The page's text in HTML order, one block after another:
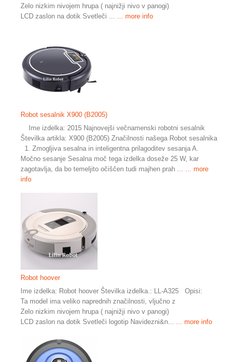
Zelo nizkim nivojem hrupa ( najnižji nivo v panogi)
LCD zaslon na dotik Svetleči ...
... more info
Robot sesalnik X900 (B2005)
Ime izdelka: 2015 Najnovejši večnamenski robotni sesalnik
Številka artikla: X900 (B2005) Značilnosti našega Robot sesalnika
1. Zmogljiva sesalna in inteligentna prilagoditev sesanja A.
Močno sesanje Sesalna moč tega izdelka doseže 25 W, kar
zagotavlja, da bo temeljito očiščen tudi majhen prah ...
... more
info
Robot hoover
Ime izdelka: Robot hoover Številka izdelka.: LL-A325 Opisi:
Ta model ima veliko naprednih značilnosti, vljučno z
Zelo nizkim nivojem hrupa ( najnižji nivo v panogi)
LCD zaslon na dotik Svetleči logotip Navidezni&n...
... more info